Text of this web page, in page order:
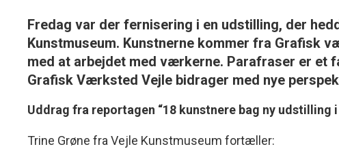
Fredag var der fernisering i en udstilling, der
Kunstmuseum. Kunstnerne kommer fra Grafisk
med at arbejdet med værkerne. Parafraser er
Grafisk Værksted Vejle bidrager med nye
Uddrag fra reportagen “18 kunstnere bag ny udstilling i
Trine Grøne fra Vejle Kunstmuseum fortæller: